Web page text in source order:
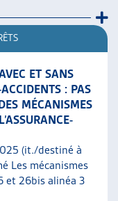
ET SANS
: PAS
MÉCANISMES
(it./destiné à
Les mécanismes
et 26bis alinéa 3